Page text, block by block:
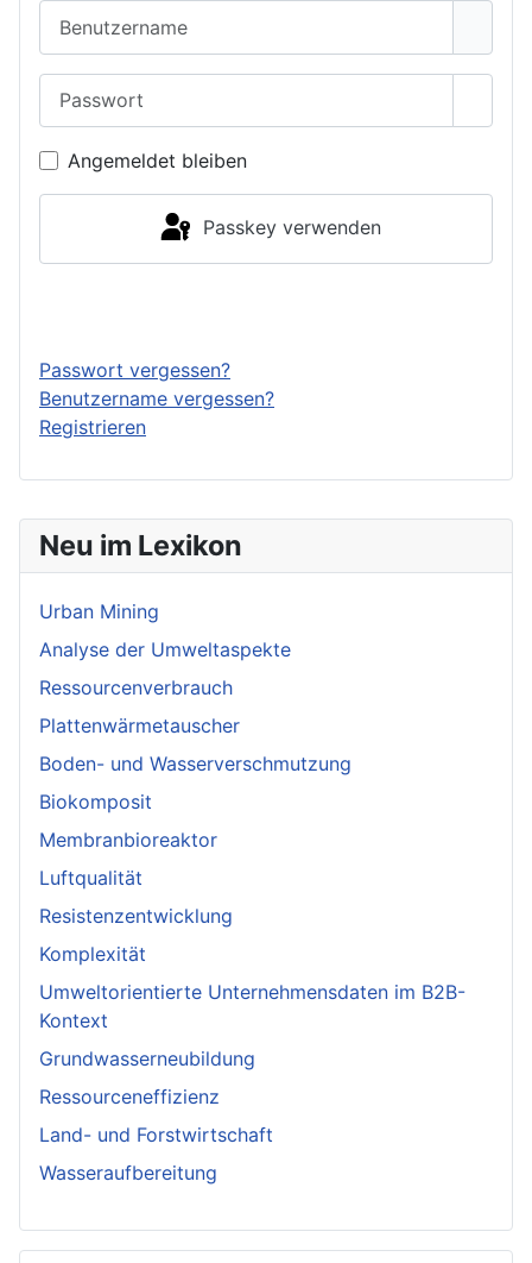
Neu im Lexikon
Urban Mining
Analyse der Umweltaspekte
Ressourcenverbrauch
Plattenwärmetauscher
Boden- und Wasserverschmutzung
Biokomposit
Membranbioreaktor
Luftqualität
Resistenzentwicklung
Komplexität
Umweltorientierte Unternehmensdaten im B2B-
Kontext
Grundwasserneubildung
Ressourceneffizienz
Land- und Forstwirtschaft
Wasseraufbereitung
Angemeldet bleiben
Passkey verwenden
Passwort vergessen?
Benutzername vergessen?
Registrieren